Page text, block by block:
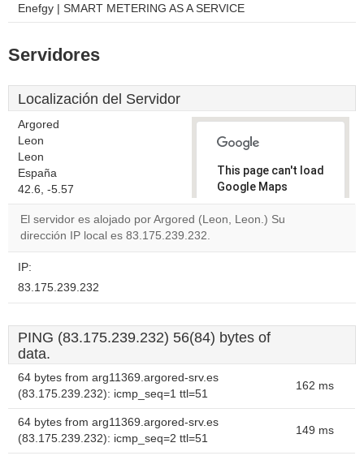
Enefgy | SMART METERING AS A SERVICE
Servidores
Localización del Servidor
Argored
Leon
Leon
España
42.6, -5.57
This page can't load
Google Maps
correctly.
own this
OK
El servidor es alojado por Argored (Leon, Leon.) Su
dirección IP local es 83.175.239.232.
IP:
83.175.239.232
PING (83.175.239.232) 56(84) bytes of
data.
64 bytes from arg11369.argored-srv.es
(83.175.239.232): icmp_seq=1 ttl=51
162 ms
64 bytes from arg11369.argored-srv.es
(83.175.239.232): icmp_seq=2 ttl=51
149 ms